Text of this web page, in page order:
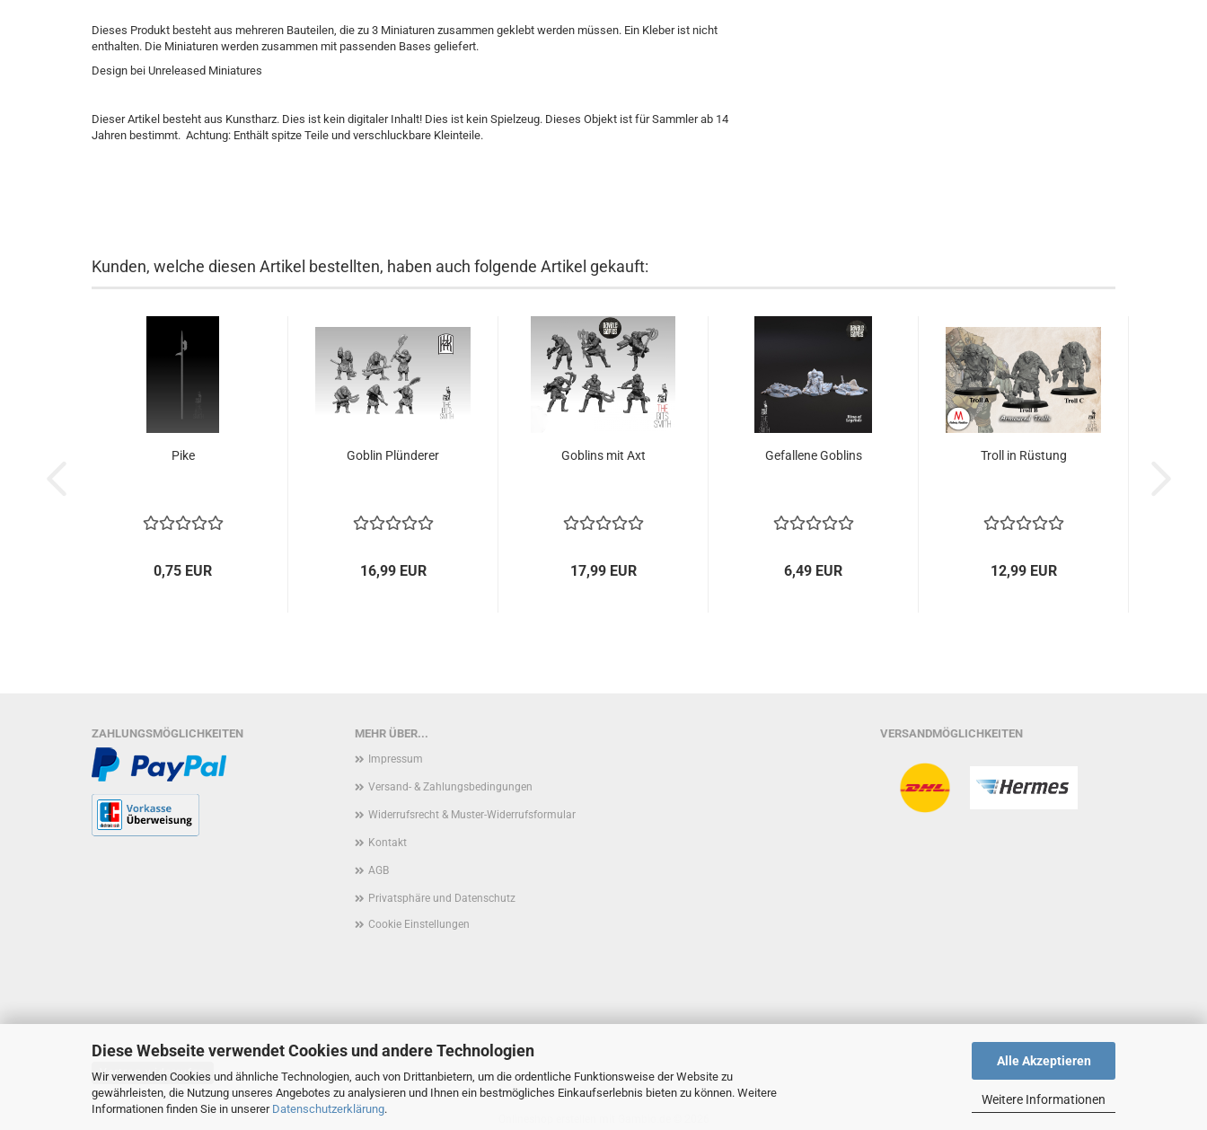
Diese Webseite verwendet Cookies und andere Technologien
Wir verwenden Cookies und ähnliche Technologien, auch von Drittanbietern, um die ordentliche Funktionsweise der Website zu
gewährleisten, die Nutzung unseres Angebotes zu analysieren und Ihnen ein bestmögliches Einkaufserlebnis bieten zu können. Weitere
Informationen finden Sie in unserer Datenschutzerklärung.
Alle Akzeptieren
Weitere Informationen
Dieses Produkt besteht aus mehreren Bauteilen, die zu 3 Miniaturen zusammen geklebt werden müssen. Ein Kleber ist nicht
enthalten. Die Miniaturen werden zusammen mit passenden Bases geliefert.
Design bei Unreleased Miniatures
Dieser Artikel besteht aus Kunstharz. Dies ist kein digitaler Inhalt! Dies ist kein Spielzeug. Dieses Objekt ist für Sammler ab 14
Jahren bestimmt. Achtung: Enthält spitze Teile und verschluckbare Kleinteile.
Kunden, welche diesen Artikel bestellten, haben auch folgende Artikel gekauft:
Pike
0,75 EUR
Goblin Plünderer
16,99 EUR
Goblins mit Axt
17,99 EUR
Gefallene Goblins
6,49 EUR
Troll in Rüstung
12,99 EUR
MEHR ÜBER...
Impressum
Versand- & Zahlungsbedingungen
Widerrufsrecht & Muster-Widerrufsformular
Kontakt
AGB
Privatsphäre und Datenschutz
Cookie Einstellungen
VERSANDMÖGLICHKEITEN
ZAHLUNGSMÖGLICHKEITEN
Vertrag widerrufen